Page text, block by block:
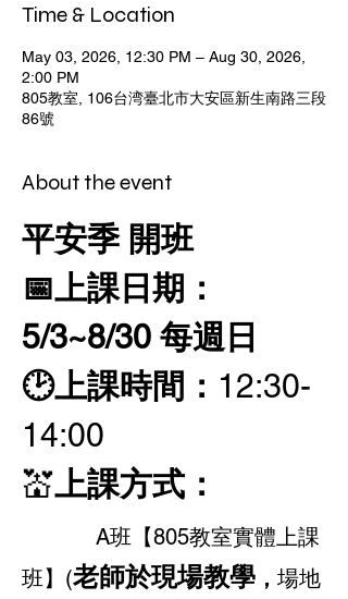
Time & Location
May 03, 2026, 12:30 PM – Aug 30, 2026,
2:00 PM
805教室, 106台湾臺北市大安區新生南路三段
86號
About the event
平安季 開班
📅上課日期：
5/3~8/30 每週日
🕑上課時間： 12:30-
14:00
💒上課方式：
A班【805教室實體上課
班】(老師於現場教學 ， 場地